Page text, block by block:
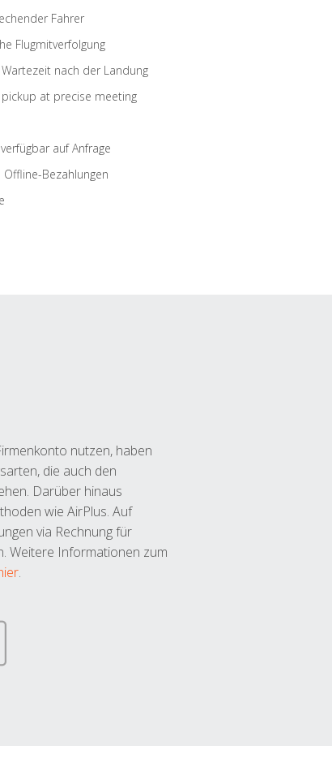
Fahrer
Flugmitverfolgung
nach der Landung
at precise meeting
auf Anfrage
Bezahlungen
nutzen, haben
die auch den
Darüber hinaus
wie AirPlus. Auf
via Rechnung für
Weitere Informationen zum
.